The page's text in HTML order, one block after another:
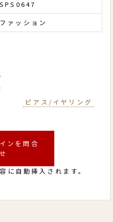
SPS0647
ファッション
ピアス/イヤリング
ンを問合
せ
に自動挿入されます。